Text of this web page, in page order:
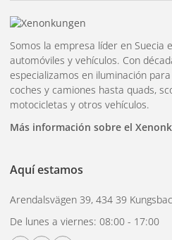
Somos la empresa líder en Suecia
automóviles y vehículos. Con
especializamos en iluminación
coches y camiones hasta quads,
motocicletas y otros vehículos.
Más información sobre el
Aquí estamos
Arendalsvägen 39, 434 39
De lunes a viernes: 08:00 - 17:00